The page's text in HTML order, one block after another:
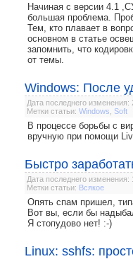
Начиная с версии 4.1
большая проблема.
Тем, кто плавает в
основном в статье
запомнить, что
от темы.
Windows: После
Дата последнего изменения:
Метки статьи: Windows Soft
В процессе борьбы с
вручную при помощи
Быстро
Дата последнего изменения:
Метки статьи: Всякое
Опять спам пришел,
Вот вы, если бы
Я стопудово нет! :-)
Linux: sshfs: